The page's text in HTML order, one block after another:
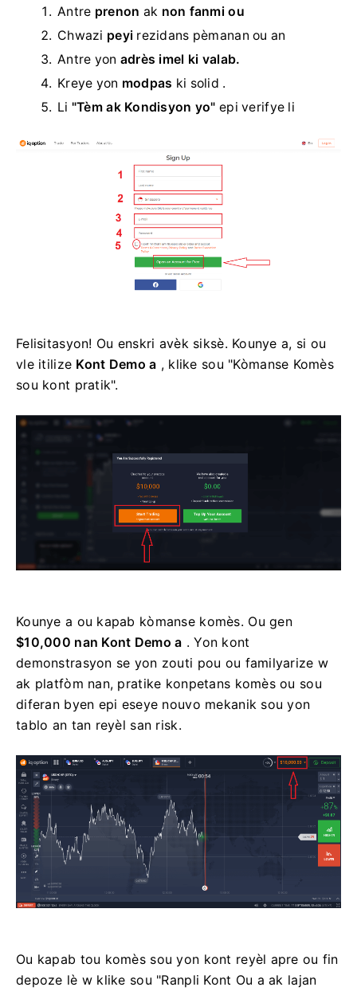
Antre prenon ak non fanmi ou
Chwazi peyi rezidans pèmanan ou an
Antre yon adrès imel ki valab.
Kreye yon modpas ki solid .
Li "Tèm ak Kondisyon yo" epi verifye li
Felisitasyon! Ou enskri avèk siksè. Kounye a, si ou
vle itilize Kont Demo a , klike sou "Kòmanse Komès
sou kont pratik".
Kounye a ou kapab kòmanse komès. Ou gen
$10,000 nan Kont Demo a . Yon kont
demonstrasyon se yon zouti pou ou familyarize w
ak platfòm nan, pratike konpetans komès ou sou
diferan byen epi eseye nouvo mekanik sou yon
tablo an tan reyèl san risk.
Ou kapab tou komès sou yon kont reyèl apre ou fin
depoze lè w klike sou "Ranpli Kont Ou a ak lajan